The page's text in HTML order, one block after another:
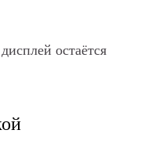
остаётся